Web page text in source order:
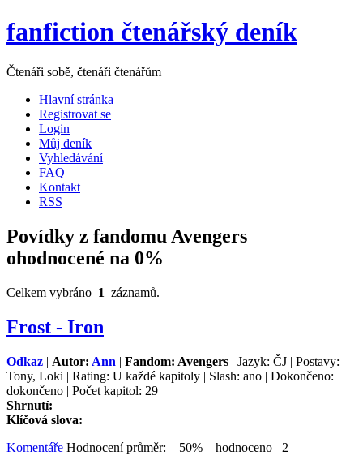
fanfiction čtenářský deník
Čtenáři sobě, čtenáři čtenářům
Hlavní stránka
Registrovat se
Login
Můj deník
Vyhledávání
FAQ
Kontakt
RSS
Povídky z fandomu Avengers
ohodnocené na 0%
Celkem vybráno 1 záznamů.
Frost - Iron
Odkaz | Autor: Ann | Fandom: Avengers | Jazyk: ČJ | Postavy:
Tony, Loki | Rating: U každé kapitoly | Slash: ano | Dokončeno:
dokončeno | Počet kapitol: 29
Shrnutí:
Klíčová slova:
Komentáře Hodnocení průměr: 50% hodnoceno 2